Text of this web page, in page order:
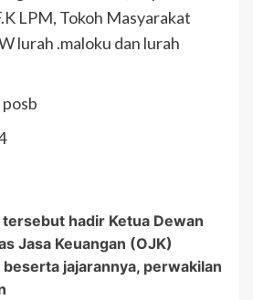
LPM, Tokoh Masyarakat
lurah .maloku dan lurah
hadir Ketua Dewan
Jasa Keuangan (OJK)
jajarannya, perwakilan